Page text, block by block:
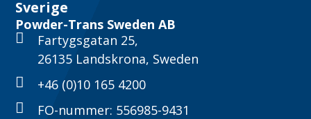
Sverige
Powder-Trans Sweden AB
Fartygsgatan 25,
26135 Landskrona, Sweden
+46 (0)10 165 4200
FO-nummer: 556985-9431